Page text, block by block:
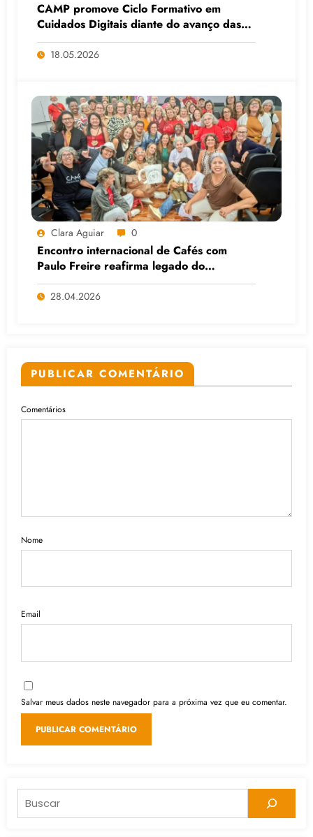
CAMP promove Ciclo Formativo em
Cuidados Digitais diante do avanço das
Big Techs e da IA
18.05.2026
Clara Aguiar 0
Encontro internacional de Cafés com
Paulo Freire reafirma legado do
educador popular
28.04.2026
PUBLICAR COMENTÁRIO
Comentários
Nome
Email
Salvar meus dados neste navegador para a próxima vez que eu comentar.
Pesquisar